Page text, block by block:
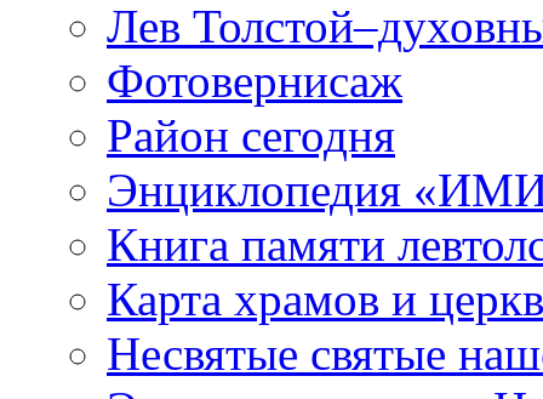
Лев
Фотовернисаж
Район сегодня
Энциклопедия «ИМИ
Книга памяти
Карта храмов и
Несвятые святые